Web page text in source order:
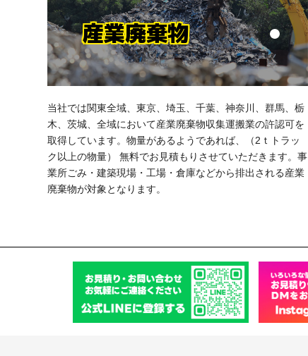
産業廃棄物
当社では関東全域、東京、埼玉、千葉、神奈川、群馬、栃
木、茨城、全域において産業廃棄物収集運搬業の許認可を
取得しています。物量があるようであれば、（2ｔトラッ
ク以上の物量） 無料でお見積もりさせていただきます。事
業所ごみ・建築現場・工場・倉庫などから排出される産業
廃棄物が対象となります。